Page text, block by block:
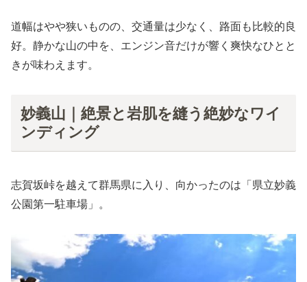
道幅はやや狭いものの、交通量は少なく、路面も比較的良
好。静かな山の中を、エンジン音だけが響く爽快なひとと
きが味わえます。
妙義山｜絶景と岩肌を縫う絶妙なワイ
ンディング
志賀坂峠を越えて群馬県に入り、向かったのは「県立妙義
公園第一駐車場」。